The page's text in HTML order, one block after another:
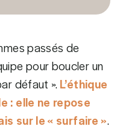
passés de
pour boucler un
défaut ».L’éthique
: elle ne repose
sur le « surfaire ».